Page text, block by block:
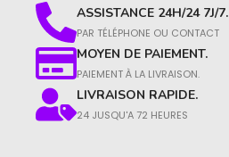
ASSISTANCE 24H/24 7J/7.
PAR TÉLÉPHONE OU CONTACT​
MOYEN DE PAIEMENT.
PAIEMENT À LA LIVRAISON.​
LIVRAISON RAPIDE.
24 JUSQU'A 72 HEURES